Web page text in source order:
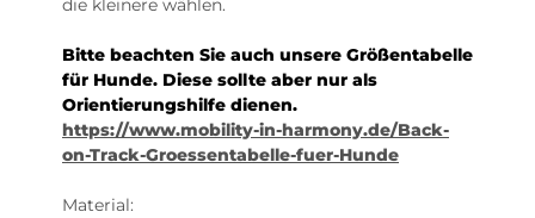
die kleinere wählen.
Bitte beachten Sie auch unsere Größentabelle
für Hunde. Diese sollte aber nur als
Orientierungshilfe dienen.
https://www.mobility-in-harmony.de/Back-
on-Track-Groessentabelle-fuer-Hunde
Material: